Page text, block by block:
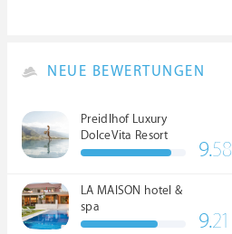
NEUE BEWERTUNGEN
Preidlhof Luxury
DolceVita Resort
*****
9.58
LA MAISON hotel &
spa
9.21